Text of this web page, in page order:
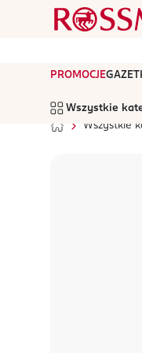
PROMOCJE
Wszystkie
Wszystkie